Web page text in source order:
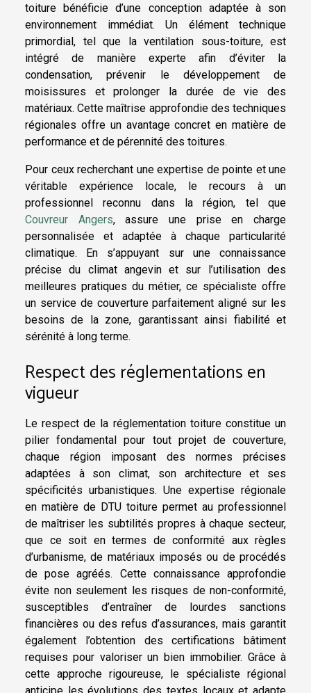
toiture bénéficie d’une conception adaptée à son
environnement immédiat. Un élément technique
primordial, tel que la ventilation sous-toiture, est
intégré de manière experte afin d’éviter la
condensation, prévenir le développement de
moisissures et prolonger la durée de vie des
matériaux. Cette maîtrise approfondie des techniques
régionales offre un avantage concret en matière de
performance et de pérennité des toitures.
Pour ceux recherchant une expertise de pointe et une
véritable expérience locale, le recours à un
professionnel reconnu dans la région, tel que
Couvreur Angers, assure une prise en charge
personnalisée et adaptée à chaque particularité
climatique. En s’appuyant sur une connaissance
précise du climat angevin et sur l’utilisation des
meilleures pratiques du métier, ce spécialiste offre
un service de couverture parfaitement aligné sur les
besoins de la zone, garantissant ainsi fiabilité et
sérénité à long terme.
Respect des réglementations en
vigueur
Le respect de la réglementation toiture constitue un
pilier fondamental pour tout projet de couverture,
chaque région imposant des normes précises
adaptées à son climat, son architecture et ses
spécificités urbanistiques. Une expertise régionale
en matière de DTU toiture permet au professionnel
de maîtriser les subtilités propres à chaque secteur,
que ce soit en termes de conformité aux règles
d’urbanisme, de matériaux imposés ou de procédés
de pose agréés. Cette connaissance approfondie
évite non seulement les risques de non-conformité,
susceptibles d’entraîner de lourdes sanctions
financières ou des refus d’assurances, mais garantit
également l’obtention des certifications bâtiment
requises pour valoriser un bien immobilier. Grâce à
cette approche rigoureuse, le spécialiste régional